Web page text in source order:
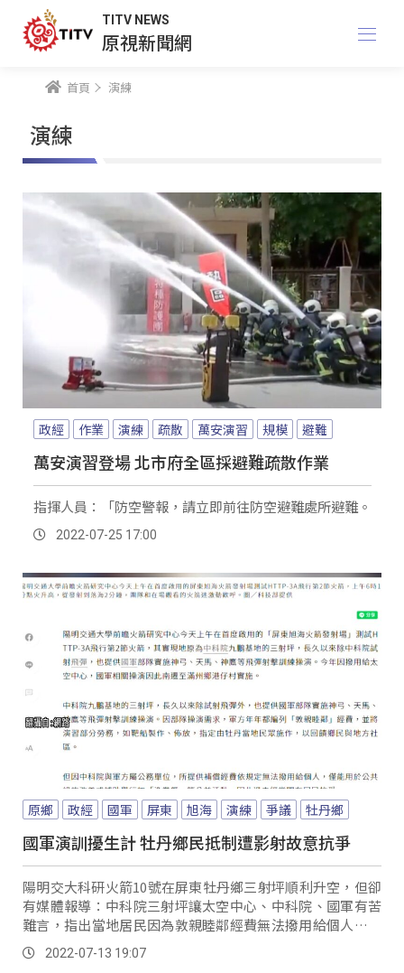
TITV NEWS
原視新聞網
首頁 演練
演練
政經 作業 演練 疏散 萬安演習 規模 避難
萬安演習登場 北市府全區採避難疏散作業
指揮人員：「防空警報，請立即前往防空避難處所避難。
2022-07-25 17:00
原鄉 政經 國軍 屏東 旭海 演練 爭議 牡丹鄉
國軍演訓擾生計 牡丹鄉民抵制遭影射故意抗爭
陽明交大科研火箭10號在屏東牡丹鄉三射坪順利升空，但卻
有媒體報導：中科院三射坪讓太空中心、中科院、國軍有苦
難言，指出當地居民因為敦親睦鄰經費無法撥用給個人，因
此過去經常聽聞有居民抗爭等內容，對此報導內容，旭海族
人大表不滿，認為與大部分事實不符，也影射居民想要更
2022-07-13 19:07